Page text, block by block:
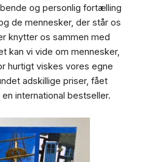
og personlig fortælling
de mennesker, der står os
knytter os sammen med
kan vi vide om mennesker,
hurtigt viskes vores egne
adskillige priser, fået
international bestseller.